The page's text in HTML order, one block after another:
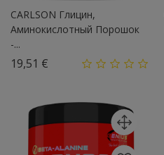
CARLSON Глицин,
Аминокислотный Порошок
-...
19,51 €